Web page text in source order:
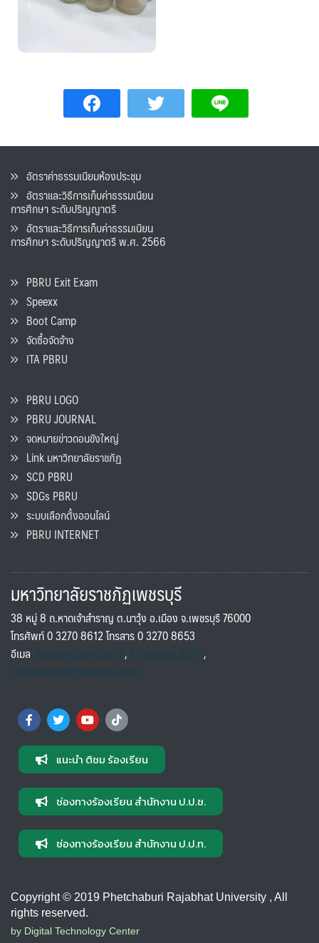
อัตราค่าธรรมเนียมห้องประชุม
อัตราและวิธีการเก็บค่าธรรมเนียน
การศึกษา ระดับปริญญาตรี
อัตราและวิธีการเก็บค่าธรรมเนียน
การศึกษา ระดับปริญญาตรี พ.ศ. 2566
PBRU Exit Exam
Speexx
Boot Camp
จัดซื้อจัดจ้าง
ITA PBRU
PBRU LOGO
PBRU JOURNAL
จดหมายข่าวดอนขังใหญ่
Link มหาวิทยาลัยราชภัฏ
SCD PBRU
SDGs PBRU
ระบบเลือกตั้งออนไลน์
PBRU INTERNET
มหาวิทยาลัยราชภัฏเพชรบุรี
38 หมู่ 8 ถ.หาดเจ้าสำราญ ต.นาวุ้ง อ.เมือง จ.เพชรบุรี 76000
โทรศัพท์ 0 3270 8612 โทรสาร 0 3270 8653
อีเมล saraban@pbru.ac.th, info@pbru.ac.th,
international@mail.pbru.ac.th
แนะนำ ติชม ร้องเรียน
ช่องทางร้องเรียน สำนักงาน ป.ป.ช.
ช่องทางร้องเรียน สำนักงาน ป.ป.ท.
Copyright © 2019 Phetchaburi Rajabhat University , All
rights reserved.
by Digital Technology Center